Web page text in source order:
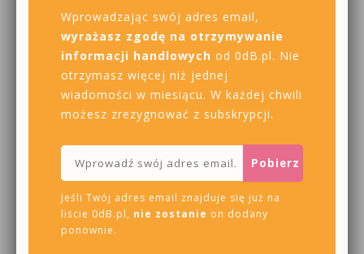
Wprowadzając swój adres email,
wyrażasz zgodę na otrzymywanie
informacji handlowych od 0dB.pl. Nie
otrzymasz więcej niż jednej
wiadomości w miesiącu. W każdej chwili
możesz zrezygnować z subskrypcji.
Jeśli Twój adres email znajduje się już na
liście 0dB.pl, nie zostanie on dodany
ponownie.